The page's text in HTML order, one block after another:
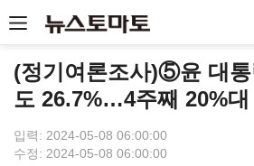
(정기여론조사)⑤윤 대통
도 26.7%…4주째 20%대
입력: 2024-05-08 06:00:00
수정: 2024-05-08 06:00:00